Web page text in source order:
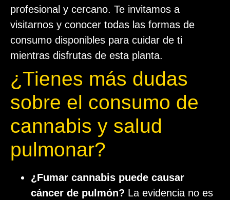
profesional y cercano. Te invitamos a
visitarnos y conocer todas las formas de
consumo disponibles para cuidar de ti
mientras disfrutas de esta planta.
¿Tienes más dudas
sobre el consumo de
cannabis y salud
pulmonar?
¿Fumar cannabis puede causar
cáncer de pulmón? La evidencia no es